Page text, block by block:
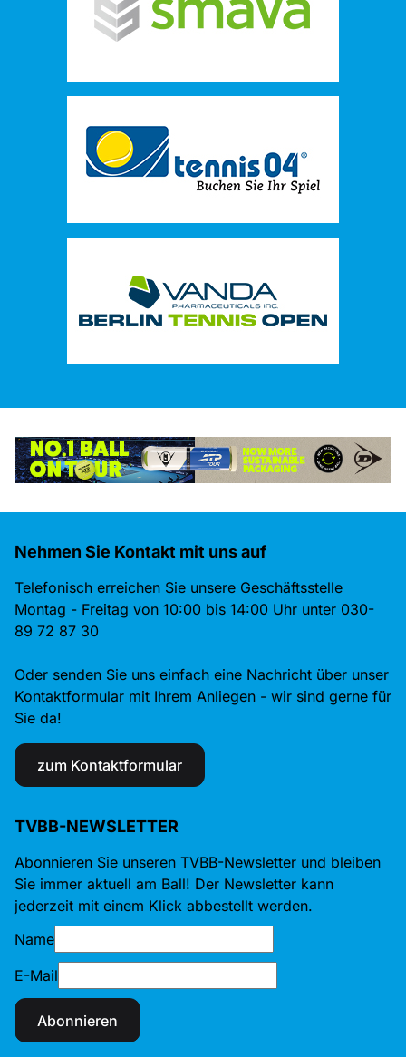
Nehmen Sie Kontakt mit uns auf
Telefonisch erreichen Sie unsere Geschäftsstelle
Montag - Freitag von 10:00 bis 14:00 Uhr unter 030-
89 72 87 30
Oder senden Sie uns einfach eine Nachricht über unser
Kontaktformular mit Ihrem Anliegen - wir sind gerne für
Sie da!
zum Kontaktformular
TVBB-NEWSLETTER
Abonnieren Sie unseren TVBB-Newsletter und bleiben
Sie immer aktuell am Ball! Der Newsletter kann
jederzeit mit einem Klick abbestellt werden.
Name
E-Mail
Abonnieren